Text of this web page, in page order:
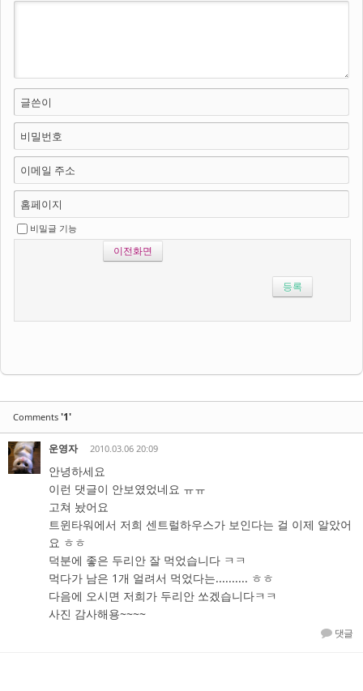
글쓴이
비밀번호
이메일 주소
홈페이지
비밀글 기능
이전화면
Comments '1'
운영자 2010.03.06 20:09
안녕하세요
이런 댓글이 안보였었네요 ㅠㅠ
고쳐 놨어요
트윈타워에서 저희 센트럴하우스가 보인다는 걸 이제 알았어
요 ㅎㅎ
덕분에 좋은 두리안 잘 먹었습니다 ㅋㅋ
먹다가 남은 1개 얼려서 먹었다는.......... ㅎㅎ
다음에 오시면 저희가 두리안 쏘겠습니다ㅋㅋ
사진 감사해용~~~~
댓글